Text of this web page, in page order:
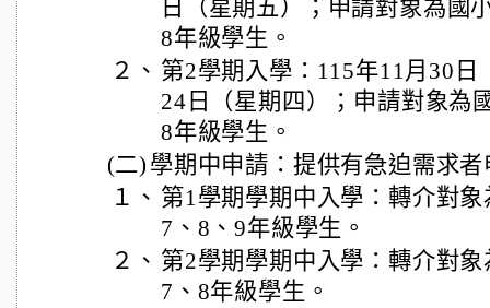
日（星期五）；申請對象為國
8年級學生。
２、 第2學期入學：115年11月30日
24日（星期四）；申請對象為
8年級學生。
(二) 學期中申請：提供有急迫需求者
１、 第1學期學期中入學：轉介對
7、8、9年級學生。
２、 第2學期學期中入學：轉介對
7、8年級學生。